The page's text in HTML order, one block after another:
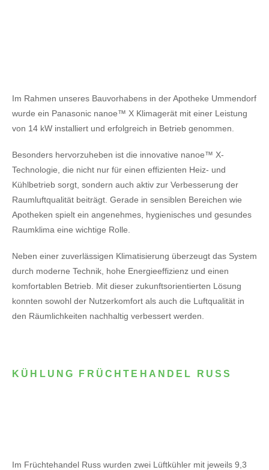
Im Rahmen unseres Bauvorhabens in der Apotheke Ummendorf
wurde ein Panasonic nanoe™ X Klimagerät mit einer Leistung
von 14 kW installiert und erfolgreich in Betrieb genommen.
Besonders hervorzuheben ist die innovative nanoe™ X-
Technologie, die nicht nur für einen effizienten Heiz- und
Kühlbetrieb sorgt, sondern auch aktiv zur Verbesserung der
Raumluftqualität beiträgt. Gerade in sensiblen Bereichen wie
Apotheken spielt ein angenehmes, hygienisches und gesundes
Raumklima eine wichtige Rolle.
Neben einer zuverlässigen Klimatisierung überzeugt das System
durch moderne Technik, hohe Energieeffizienz und einen
komfortablen Betrieb. Mit dieser zukunftsorientierten Lösung
konnten sowohl der Nutzerkomfort als auch die Luftqualität in
den Räumlichkeiten nachhaltig verbessert werden.
KÜHLUNG FRÜCHTEHANDEL RUSS
Im Früchtehandel Russ wurden zwei Lüftkühler mit jeweils 9,3